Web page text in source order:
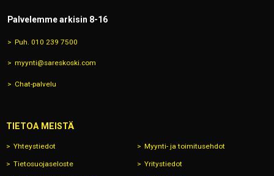
Palvelemme arkisin 8-16
Puh. 010 239 7500
myynti@sareskoski.com
Chat-palvelu
TIETOA MEISTÄ
Yhteystiedot Myynti- ja toimitusehdot
Tietosuojaseloste Yritystiedot